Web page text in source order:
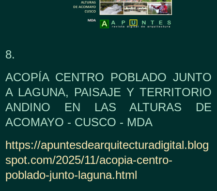
8.
ACOPÍA CENTRO POBLADO JUNTO
A LAGUNA, PAISAJE Y TERRITORIO
ANDINO EN LAS ALTURAS DE
ACOMAYO - CUSCO - MDA
https://apuntesdearquitecturadigital.blog
spot.com/2025/11/acopia-centro-
poblado-junto-laguna.html